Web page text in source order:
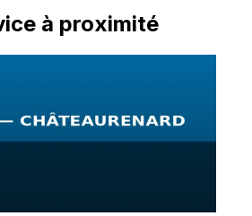
à proximité